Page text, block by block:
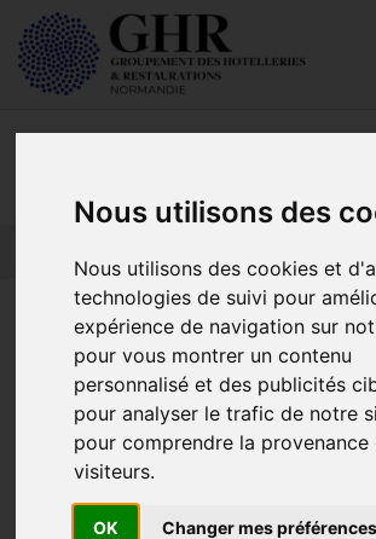
Nous utilisons des
Nous utilisons des cookies et
technologies de suivi pour
expérience de navigation sur
pour vous montrer un contenu
personnalisé et des publicités
pour analyser le trafic de notre
pour comprendre la provenance
visiteurs.
OK Changer mes préférences
Les actualités de
Tourisme
Actualités locales